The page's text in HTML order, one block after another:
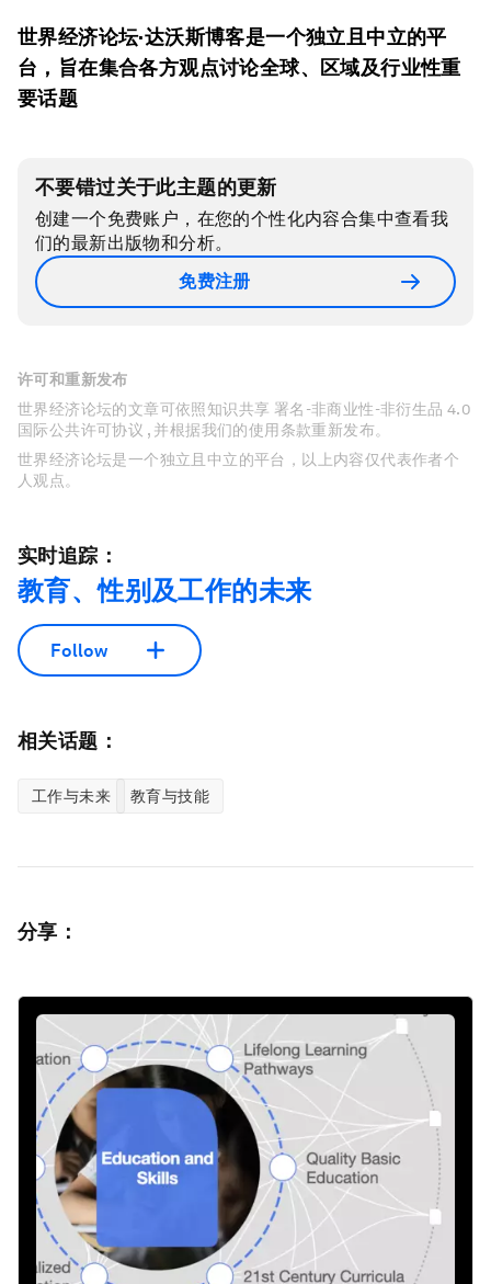
世界经济论坛·达沃斯博客是一个独立且中立的平
台，旨在集合各方观点讨论全球、区域及行业性重
要话题
不要错过关于此主题的更新
创建一个免费账户，在您的个性化内容合集中查看我
们的最新出版物和分析。
免费注册
许可和重新发布
世界经济论坛的文章可依照知识共享 署名-非商业性-非衍生品 4.0
国际公共许可协议 , 并根据我们的使用条款重新发布。
世界经济论坛是一个独立且中立的平台，以上内容仅代表作者个
人观点。
实时追踪：
教育、性别及工作的未来
Follow
相关话题：
工作与未来 教育与技能
分享：